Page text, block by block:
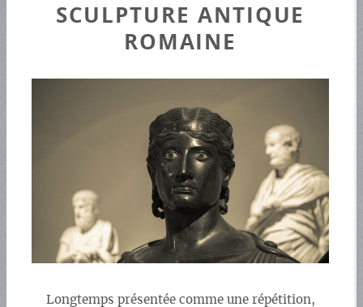
SCULPTURE ANTIQUE
ROMAINE
Longtemps présentée comme une répétition,